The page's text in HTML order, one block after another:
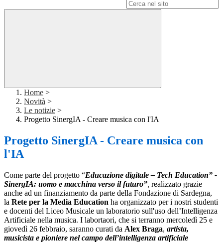
Home >
Novità >
Le notizie >
Progetto SinergIA - Creare musica con l'IA
Progetto SinergIA - Creare musica con
l'IA
Come parte del progetto “Educazione digitale – Tech Education” -
SinergIA: uomo e macchina verso il futuro” realizzato grazie
anche ad un finanziamento da parte della Fondazione di Sardegna,
la Rete per la Media Education ha organizzato per i nostri studenti
e docenti del Liceo Musicale un laboratorio sull'uso dell’Intelligenza
Artificiale nella musica. I labortaori, che si terranno mercoledì 25 e
giovedì 26 febbraio, saranno curati da Alex Braga, artista,
musicista e pioniere nel campo dell’intelligenza artificiale